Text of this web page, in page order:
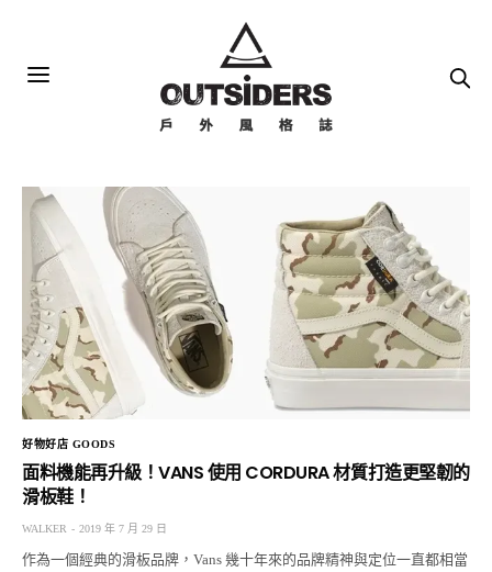
好物好店 GOODS
面料機能再升級！VANS 使用 CORDURA 材質打造更堅韌的
滑板鞋！
WALKER 2019 年 7 月 29 日
作為一個經典的滑板品牌，Vans 幾十年來的品牌精神與定位一直都相當